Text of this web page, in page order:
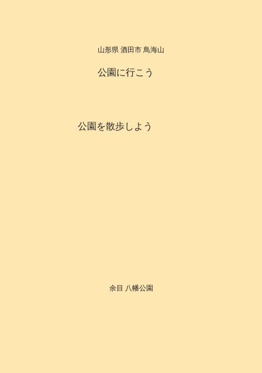
山形県 酒田市 鳥海山
公園に行こう
公園を散歩しよう
余目 八幡公園